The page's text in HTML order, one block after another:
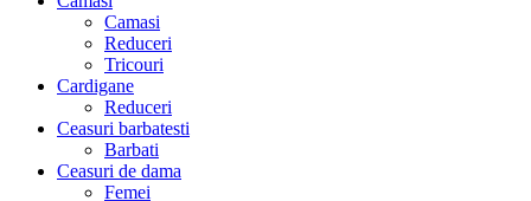
Camasi
Reduceri
Tricouri
Cardigane
Reduceri
Ceasuri barbatesti
Barbati
Ceasuri de dama
Femei